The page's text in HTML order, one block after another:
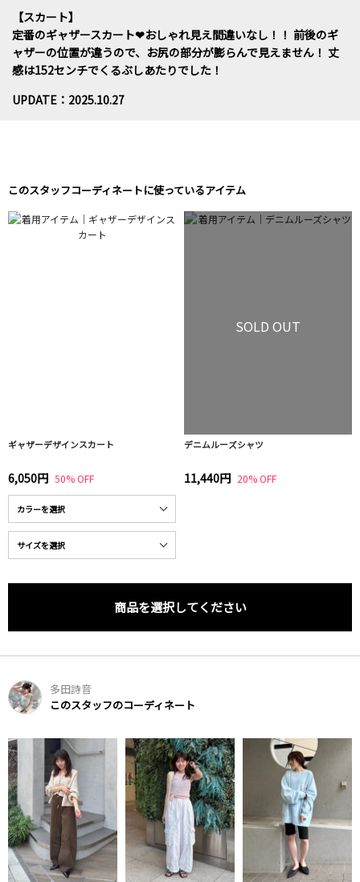
【スカート】
定番のギャザースカート❤おしゃれ見え間違いなし！！ 前後のギ
ャザーの位置が違うので、お尻の部分が膨らんで見えません！ 丈
感は152センチでくるぶしあたりでした！
UPDATE：2025.10.27
このスタッフコーディネートに使っているアイテム
ギャザーデザインスカート
6,050円 50% OFF
SOLD OUT
デニムルーズシャツ
11,440円 20% OFF
商品を選択してください
多田詩音
このスタッフのコーディネート